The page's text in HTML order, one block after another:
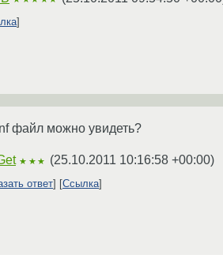
файл можно увидеть?
★★★ (25.10.2011 10:16:58 +00:00)
ответ Ссылка